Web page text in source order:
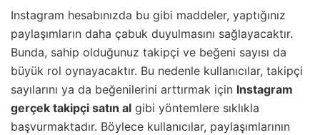
Instagram hesabınızda bu gibi maddeler, yaptığınız
paylaşımların daha çabuk duyulmasını sağlayacaktır.
Bunda, sahip olduğunuz takipçi ve beğeni sayısı da
büyük rol oynayacaktır. Bu nedenle kullanıcılar, takipçi
sayılarını ya da beğenilerini arttırmak için Instagram
gerçek takipçi satın al gibi yöntemlere sıklıkla
başvurmaktadır. Böylece kullanıcılar, paylaşımlarının